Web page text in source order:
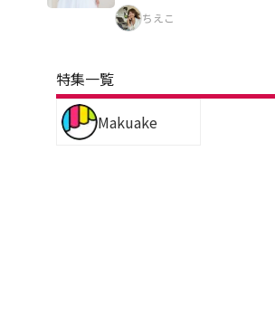
ちえこ
特集一覧
Makuake